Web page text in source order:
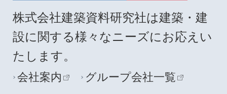
株式会社建築資料研究社は建築・建
設に関する様々なニーズにお応えい
たします。
会社案内 グループ会社一覧